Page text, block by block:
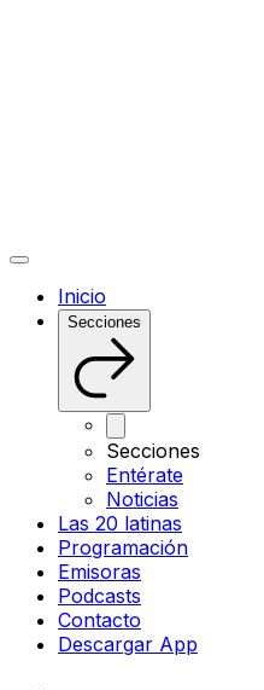
Inicio
Secciones
Secciones
Entérate
Noticias
Las 20 latinas
Programación
Emisoras
Podcasts
Contacto
Descargar App